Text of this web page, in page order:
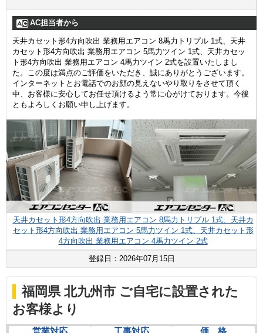
AC担当者から
天井カセット形4方向吹出 業務用エアコン 8馬力トリプル 1式、天井
カセット形4方向吹出 業務用エアコン 5馬力ツイン 1式、天井カセッ
ト形4方向吹出 業務用エアコン 4馬力ツイン 2式を設置いたしまし
た。この度は満点のご評価をいただき、誠にありがとうございます。
インターネットとお電話でのお顔の見えないやり取りをさせて頂く
中、お客様に安心してお任せ頂けるよう常に心がけております。今後
ともよろしくお願い申し上げます。
天井カセット形4方向吹出 業務用エアコン 8馬力トリプル 1式、天井カ
セット形4方向吹出 業務用エアコン 5馬力ツイン 1式、天井カセット形
4方向吹出 業務用エアコン 4馬力ツイン 2式
登録日：2026年07月15日
福岡県 北九州市 ご自宅に設置された
お客様より